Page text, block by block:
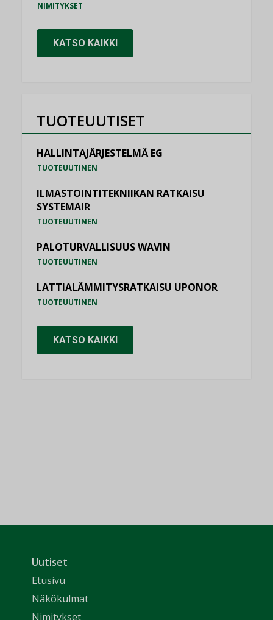
NIMITYKSET
KATSO KAIKKI
TUOTEUUTISET
HALLINTAJÄRJESTELMÄ EG
TUOTEUUTINEN
ILMASTOINTITEKNIIKAN RATKAISU
SYSTEMAIR
TUOTEUUTINEN
PALOTURVALLISUUS WAVIN
TUOTEUUTINEN
LATTIALÄMMITYSRATKAISU UPONOR
TUOTEUUTINEN
KATSO KAIKKI
Uutiset
Etusivu
Näkökulmat
Nimitykset